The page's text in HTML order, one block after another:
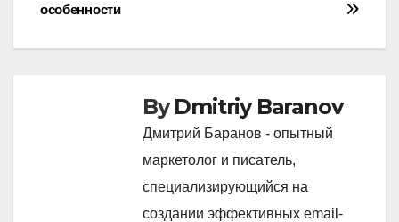
особенности
ByDmitriy Baranov
Дмитрий Баранов - опытный
маркетолог и писатель,
специализирующийся на
создании эффективных email-